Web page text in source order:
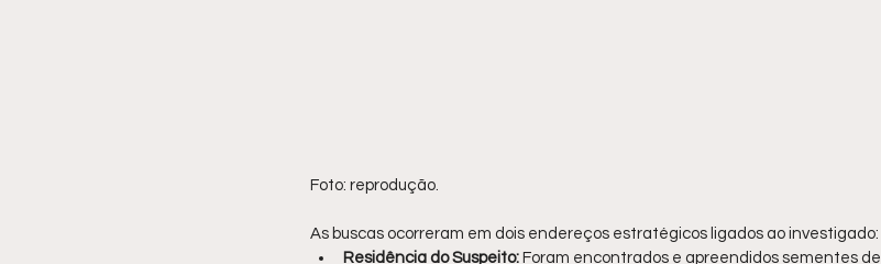
Foto: reprodução.
As buscas ocorreram em dois endereços estratégicos ligados ao investigado:
Residência do Suspeito: Foram encontrados e apreendidos sementes de